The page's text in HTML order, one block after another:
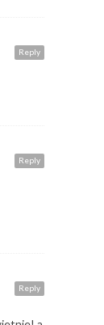
Reply
Reply
Reply